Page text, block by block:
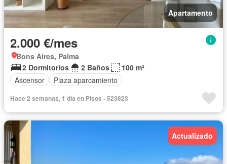
Apartamento
2.000 €/mes
Bons Aires, Palma
2 Dormitorios
2 Baños
100 m²
Ascensor
Plaza aparcamiento
Hace 2 semanas, 1 día en Pisos - 523823
Actualizado